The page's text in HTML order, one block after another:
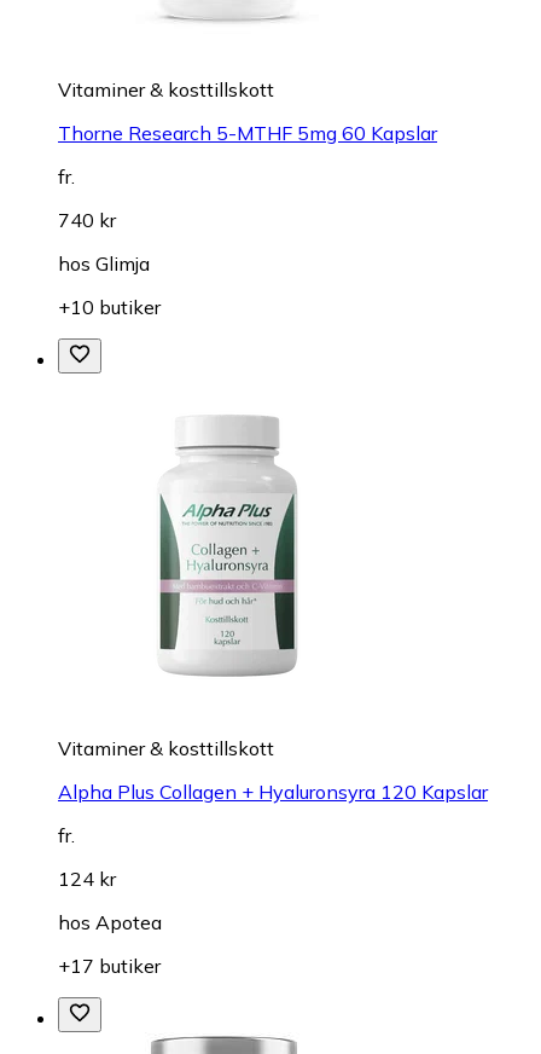
Vitaminer & kosttillskott
Thorne Research 5-MTHF 5mg 60 Kapslar
fr.
740 kr
hos Glimja
+10 butiker
Vitaminer & kosttillskott
Alpha Plus Collagen + Hyaluronsyra 120 Kapslar
fr.
124 kr
hos Apotea
+17 butiker